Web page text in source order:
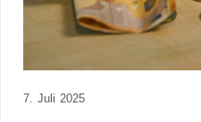
7. Juli 2025